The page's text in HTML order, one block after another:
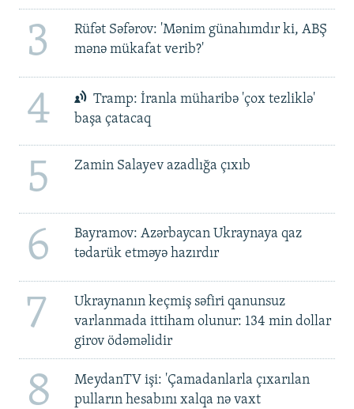
3
Rüfət Səfərov: 'Mənim günahımdır ki, ABŞ
mənə mükafat verib?'
4
Tramp: İranla müharibə 'çox tezliklə'
başa çatacaq
5 Zamin Salayev azadlığa çıxıb
6
Bayramov: Azərbaycan Ukraynaya qaz
tədarük etməyə hazırdır
7
Ukraynanın keçmiş səfiri qanunsuz
varlanmada ittiham olunur: 134 min dollar
girov ödəməlidir
8
MeydanTV işi: 'Çamadanlarla çıxarılan
pulların hesabını xalqa nə vaxt